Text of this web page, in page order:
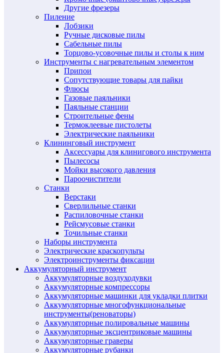
Другие фрезеры
Пиление
Лобзики
Ручные дисковые пилы
Сабельные пилы
Торцово-усовочные пилы и столы к ним
Инструменты с нагревательным элементом
Припои
Сопутствующие товары для пайки
Флюсы
Газовые паяльники
Паяльные станции
Строительные фены
Термоклеевые пистолеты
Электрические паяльники
Клининговый инструмент
Аксессуары для клинигового инструмента
Пылесосы
Мойки высокого давления
Пароочистители
Станки
Верстаки
Сверлильные станки
Распиловочные станки
Рейсмусовые станки
Точильные станки
Наборы инструмента
Электрические краскопульты
Электроинструменты фиксации
Аккумуляторный инструмент
Аккумуляторные воздуходувки
Аккумуляторные компрессоры
Аккумуляторные машинки для укладки плитки
Аккумуляторные многофункциональные
инструменты(реноваторы)
Аккумуляторные полировальные машины
Аккумуляторные эксцентриковые машины
Аккумуляторные граверы
Аккумуляторные рубанки